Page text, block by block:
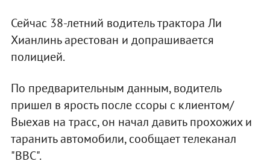
Сейчас 38-летний водитель трактора Ли
Хианлинь арестован и допрашивается
полицией.
По предварительным данным, водитель
пришел в ярость после ссоры с клиентом/
Выехав на трасс, он начал давить прохожих и
таранить автомобили, сообщает телеканал
"ВВС".